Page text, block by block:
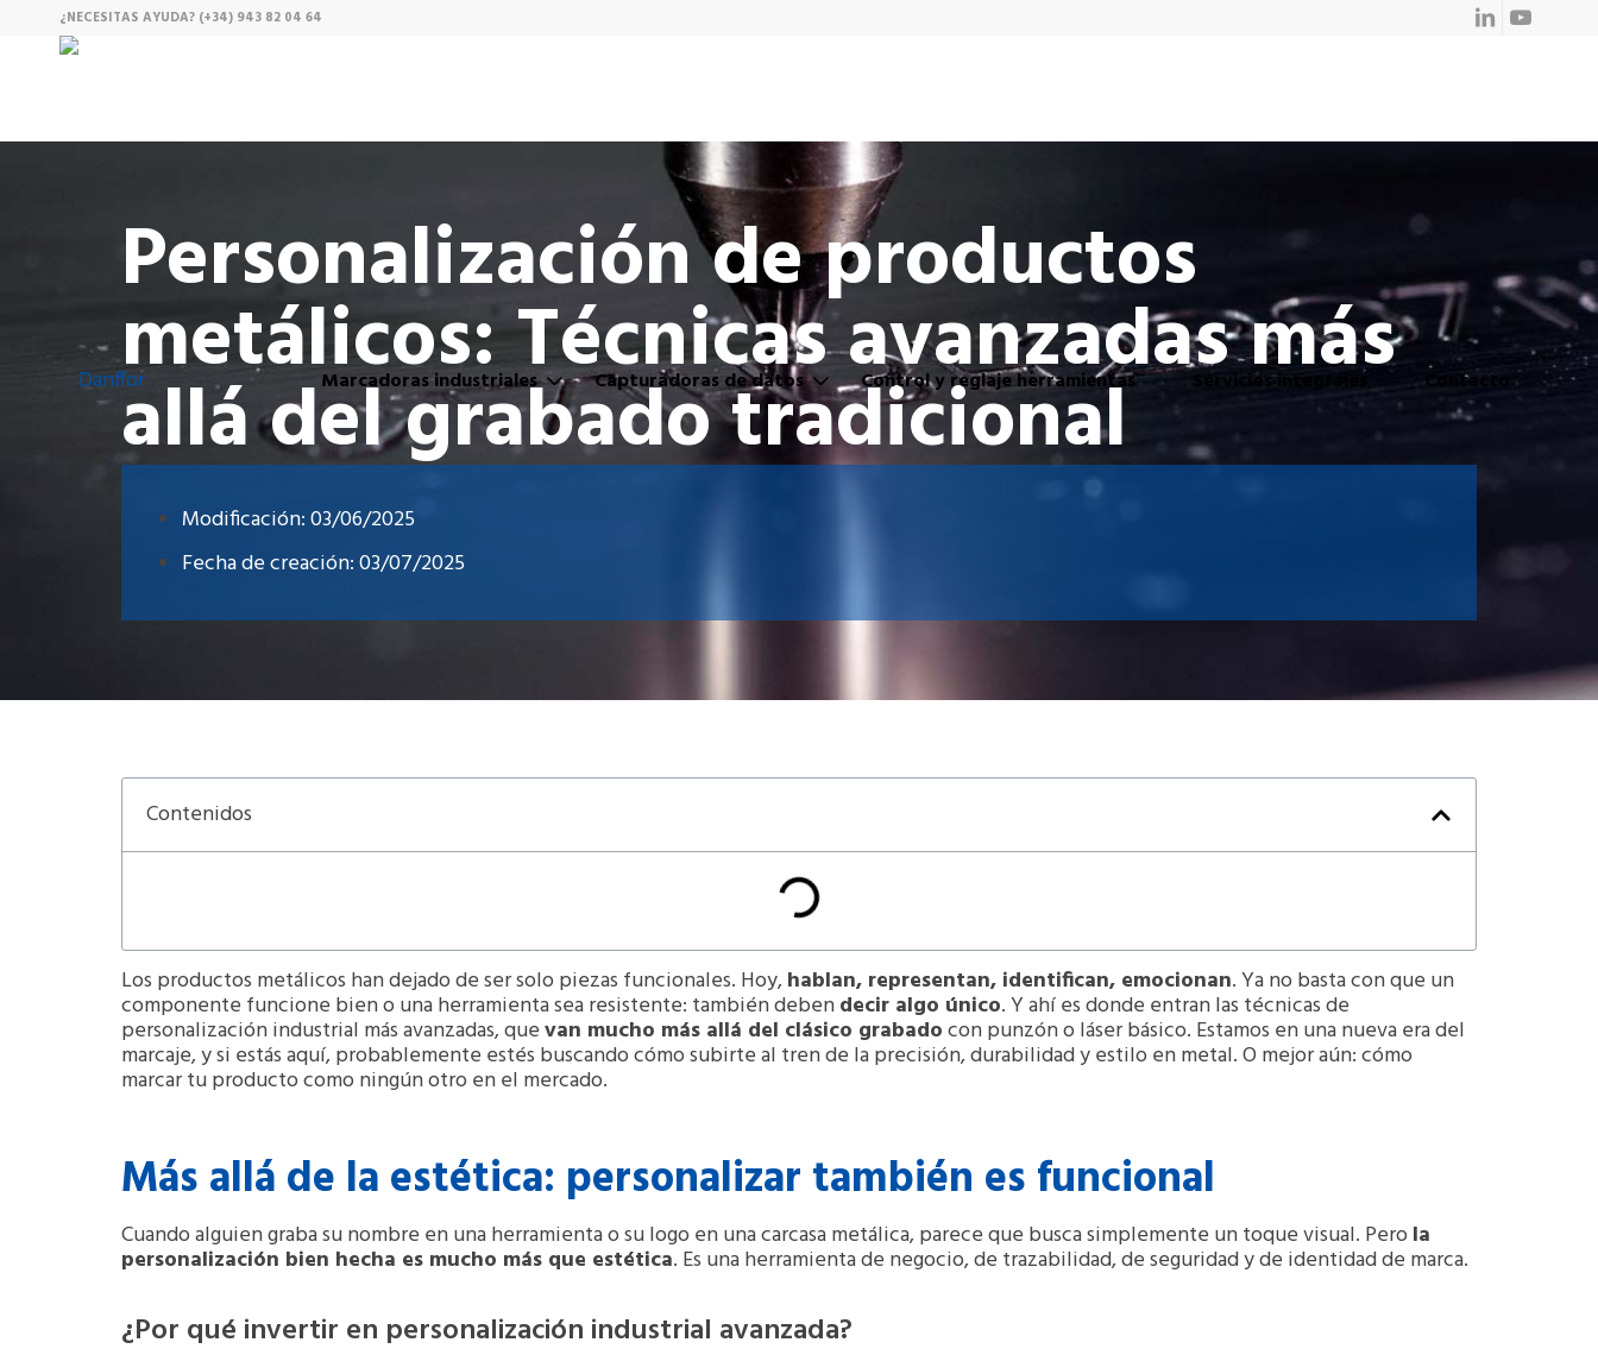
¿NECESITAS AYUDA? (+34) 943 82 04 64
Marcadoras industriales Capturadoras de datos Control y reglaje herramientas Servicios integrales Contacto
Personalización de productos
metálicos: Técnicas avanzadas más
allá del grabado tradicional
Modificación: 03/06/2025
Fecha de creación:03/07/2025
Contenidos
Los productos metálicos han dejado de ser solo piezas funcionales. Hoy,hablan, representan, identifican, emocionan. Ya no basta con que un
componente funcione bien o una herramienta sea resistente: también debendecir algo único. Y ahí es donde entran las técnicas de
personalización industrial más avanzadas, quevan mucho más allá del clásico grabadocon punzón o láser básico. Estamos en una nueva era del
marcaje, y si estás aquí, probablemente estés buscando cómo subirte al tren de la precisión, durabilidad y estilo en metal. O mejor aún: cómo
marcar tu producto como ningún otro en el mercado.
Más allá de la estética: personalizar también es funcional
Cuando alguien graba su nombre en una herramienta o su logo en una carcasa metálica, parece que busca simplemente un toque visual. Pero la
personalización bien hecha es mucho más que estética. Es una herramienta de negocio, de trazabilidad, de seguridad y de identidad de marca.
¿Por qué invertir en personalización industrial avanzada?